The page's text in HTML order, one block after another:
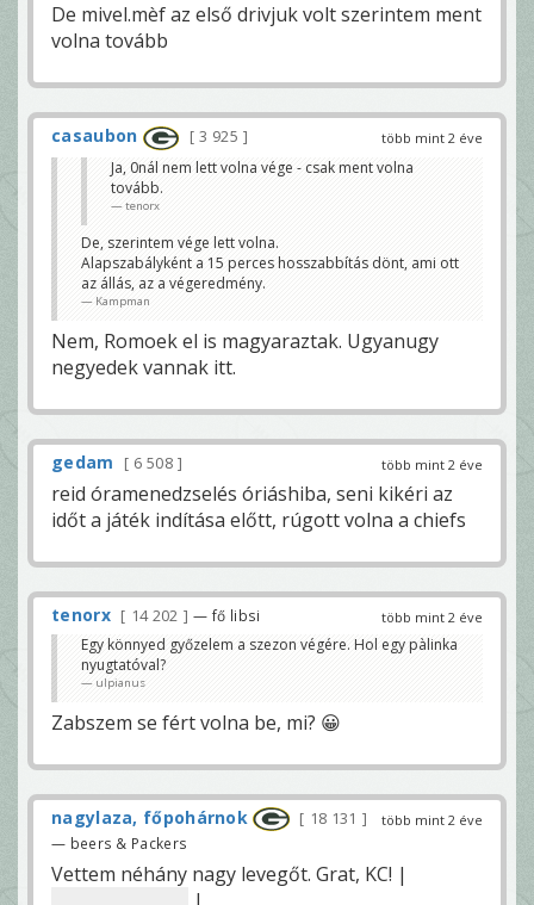
De mivel.mèf az első drivjuk volt szerintem ment
volna tovább
több mint 2 éve
casaubon
3 925
Ja, 0nál nem lett volna vége - csak ment volna
tovább.
tenorx
De, szerintem vége lett volna.
Alapszabályként a 15 perces hosszabbítás dönt, ami ott
az állás, az a végeredmény.
Kampman
Nem, Romoek el is magyaraztak. Ugyanugy
negyedek vannak itt.
több mint 2 éve
gedam 6 508
reid óramenedzselés óriáshiba, seni kikéri az
időt a játék indítása előtt, rúgott volna a chiefs
több mint 2 éve
tenorx 14 202 — fő libsi
Egy könnyed győzelem a szezon végére. Hol egy pàlinka
nyugtatóval?
ulpianus
Zabszem se fért volna be, mi? 😀
több mint 2 éve
nagylaza, főpohárnok 18 131
— beers & Packers
Vettem néhány nagy levegőt. Grat, KC! |